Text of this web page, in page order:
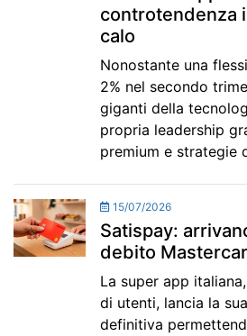
controtendenza
calo
Nonostante una
2% nel secondo
giganti della
propria leadership
premium e strategie
15/07/2026
Satispay:
debito
La super app
di utenti, lancia la
definitiva